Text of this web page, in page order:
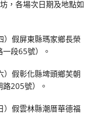
，各場次日期及地點如
）假屏東縣瑪家鄉長榮
段65號）。
）假彰化縣埤頭鄉芙朝
205號）。
）假雲林縣潮厝華德福